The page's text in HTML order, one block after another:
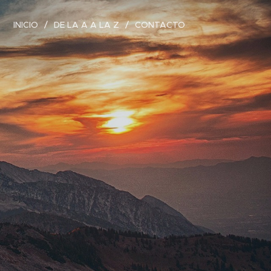
INICIO DE LA A A LA Z CONTACTO